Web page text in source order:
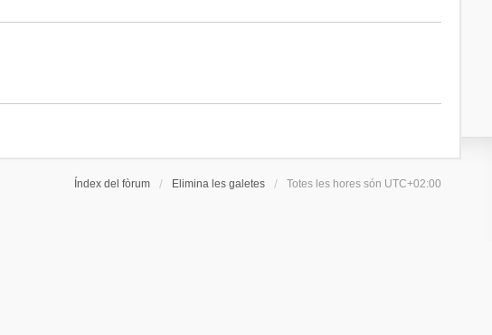
Índex del fòrum Elimina les galetes Totes les hores són UTC+02:00